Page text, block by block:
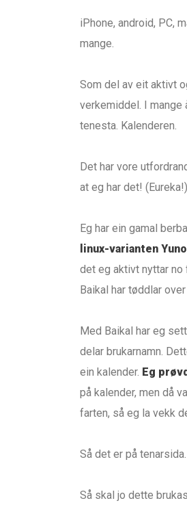
iPhone, android, PC,
mange.
Som del av eit aktivt
verkemiddel. I mange
tenesta. Kalenderen.
Det har vore
at eg har det! (Eureka!)
Eg har ein gamal
linux-varianten
det eg aktivt nyttar no
Baikal har tøddlar
Med Baikal har eg
delar brukarnamn.
ein kalender. Eg
på kalender, men då
farten, så eg la vekk
Så det er på
Så skal jo dette